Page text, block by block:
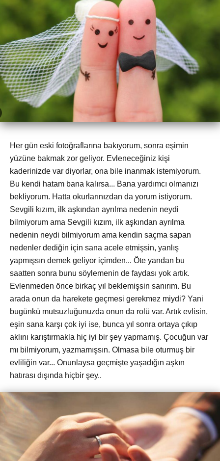
Her gün eski fotoğraflarına bakıyorum, sonra eşimin
yüzüne bakmak zor geliyor. Evleneceğiniz kişi
kaderinizde var diyorlar, ona bile inanmak istemiyorum.
Bu kendi hatam bana kalırsa... Bana yardımcı olmanızı
bekliyorum. Hatta okurlarınızdan da yorum istiyorum.
Sevgili kızım, ilk aşkından ayrılma nedenin neydi
bilmiyorum ama Sevgili kızım, ilk aşkından ayrılma
nedenin neydi bilmiyorum ama kendin saçma sapan
nedenler dediğin için sana acele etmişsin, yanlış
yapmışsın demek geliyor içimden... Öte yandan bu
saatten sonra bunu söylemenin de faydası yok artık.
Evlenmeden önce birkaç yıl beklemişsin sanırım. Bu
arada onun da harekete geçmesi gerekmez miydi? Yani
bugünkü mutsuzluğunuzda onun da rolü var. Artık evlisin,
eşin sana karşı çok iyi ise, bunca yıl sonra ortaya çıkıp
aklını karıştırmakla hiç iyi bir şey yapmamış. Çocuğun var
mı bilmiyorum, yazmamışsın. Olmasa bile oturmuş bir
evliliğin var... Onunlaysa geçmişte yaşadığın aşkın
hatırası dışında hiçbir şey..